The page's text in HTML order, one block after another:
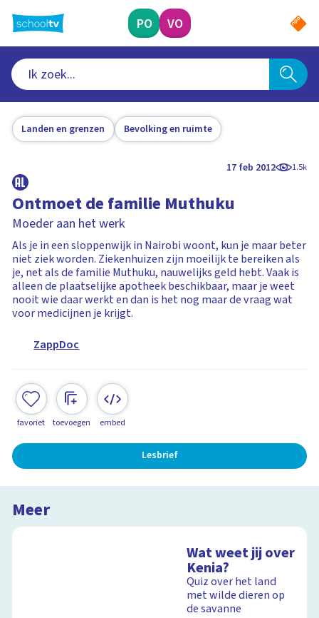
naar
hoofdinhoud
PO VO
Landen en grenzen Bevolking en ruimte
17 feb 2012 1.5k
Ontmoet de familie Muthuku
Moeder aan het werk
Als je in een sloppenwijk in Nairobi woont, kun je maar beter
niet ziek worden. Ziekenhuizen zijn moeilijk te bereiken als
je, net als de familie Muthuku, nauwelijks geld hebt. Vaak is
alleen de plaatselijke apotheek beschikbaar, maar je weet
nooit wie daar werkt en dan is het nog maar de vraag wat
voor medicijnen je krijgt.
ZappDoc
favoriet toevoegen embed
Lesbrief
Meer
Wat weet jij over
Kenia?
Quiz over het land
met wilde dieren op
de savanne